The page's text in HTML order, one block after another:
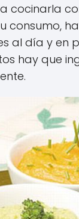
cocinarla
consumo,
al día y en
hay que